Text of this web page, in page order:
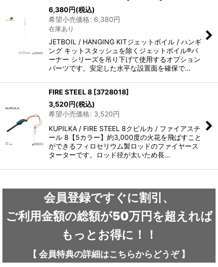
6,380円(税込)
希望小売価格: 6,380円
在庫あり
JETBOIL / HANGING KITジェットボイル / ハンギ
ング キットスタッシュを除くジェットボイル®バ
ーナー シリーズを吊り下げて使用するオプション
パーツです。安定した水平な設置面を確保で…
FIRE STEEL 8 [3728018]
3,520円(税込)
希望小売価格: 3,520円
KUPILKA / FIRE STEEL 8クピルカ / ファイアスチ
ール 8【5カラー】約3,000度の火花を飛ばすこと
ができるフィロセリウム製ロッドのファイヤース
ターターです。ロッド径が太いため長…
会員登録ですぐに割引、
ご利用金額の総額が50万円を超えれば
もっとお得に！！
【 会員特典の詳細はこちらから どうぞ】